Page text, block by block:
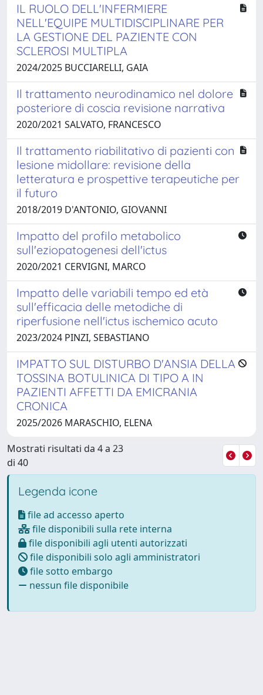
IL RUOLO DELL'INFERMIERE
NELL'EQUIPE MULTIDISCIPLINARE PER
LA GESTIONE DEL PAZIENTE CON
SCLEROSI MULTIPLA
2024/2025 BUCCIARELLI, GAIA
Il trattamento neurodinamico nel dolore
posteriore di coscia revisione narrativa
2020/2021 SALVATO, FRANCESCO
Il trattamento riabilitativo di pazienti con
lesione midollare: revisione della
letteratura e prospettive terapeutiche per
il futuro
2018/2019 D'ANTONIO, GIOVANNI
Impatto del profilo metabolico
sull'eziopatogenesi dell'ictus
2020/2021 CERVIGNI, MARCO
Impatto delle variabili tempo ed età
sull'efficacia delle metodiche di
riperfusione nell'ictus ischemico acuto
2023/2024 PINZI, SEBASTIANO
IMPATTO SUL DISTURBO D'ANSIA DELLA
TOSSINA BOTULINICA DI TIPO A IN
PAZIENTI AFFETTI DA EMICRANIA
CRONICA
2025/2026 MARASCHIO, ELENA
Mostrati risultati da 4 a 23
di 40
Legenda icone
file ad accesso aperto
file disponibili sulla rete interna
file disponibili agli utenti autorizzati
file disponibili solo agli amministratori
file sotto embargo
nessun file disponibile